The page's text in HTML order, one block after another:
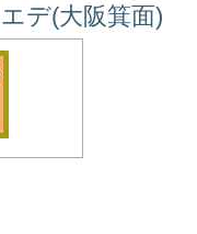
デ(大阪箕面)